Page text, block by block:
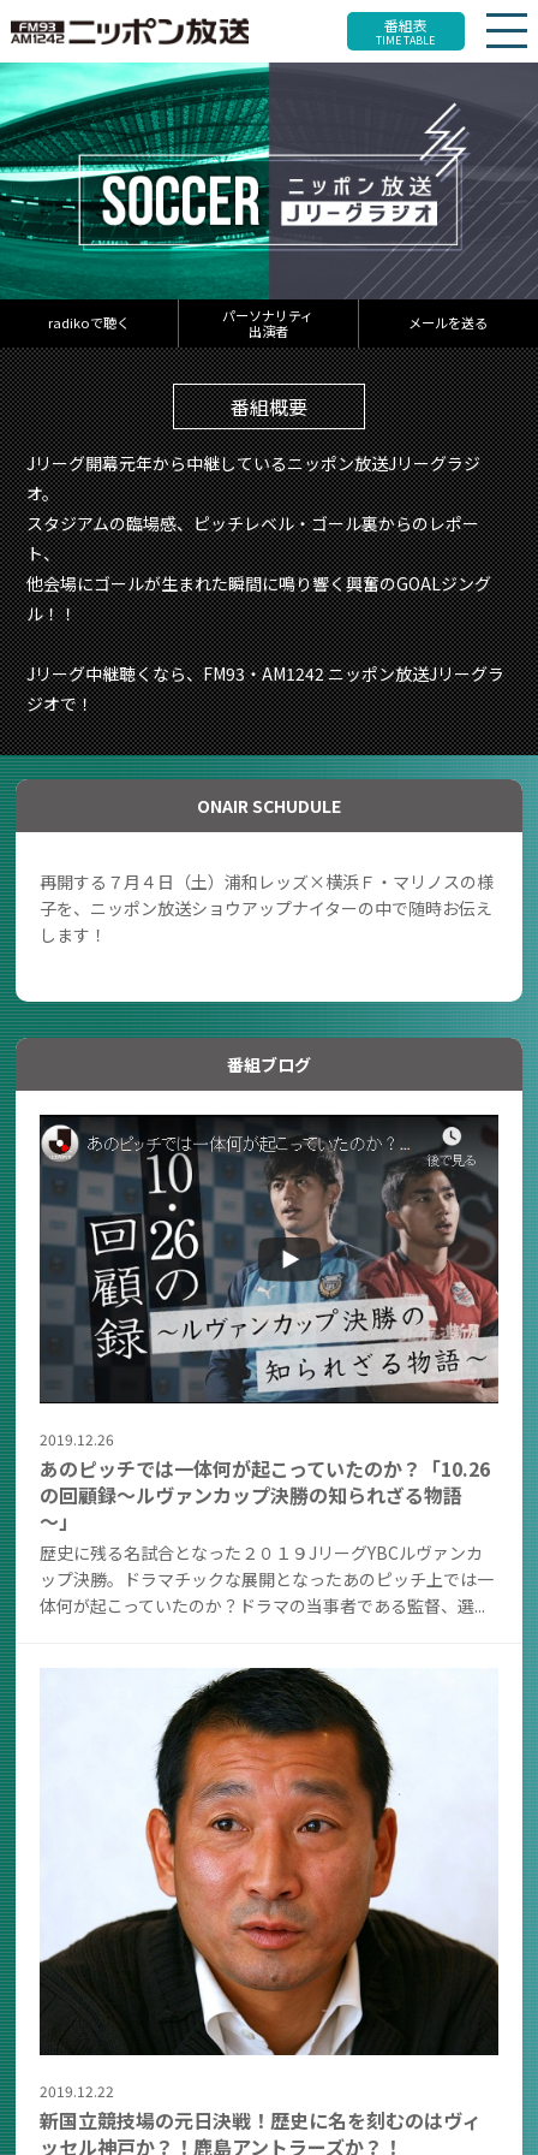
番組表
TIME TABLE
radikoで聴く
パーソナリティ
出演者
メールを送る
番組概要
Jリーグ開幕元年から中継しているニッポン放送Jリーグラジ
オ。
スタジアムの臨場感、ピッチレベル・ゴール裏からのレポー
ト、
他会場にゴールが生まれた瞬間に鳴り響く興奮のGOALジング
ル！！
Jリーグ中継聴くなら、FM93・AM1242 ニッポン放送Jリーグラ
ジオで！
ONAIR SCHUDULE
再開する７月４日（土）浦和レッズ×横浜Ｆ・マリノスの様
子を、ニッポン放送ショウアップナイターの中で随時お伝え
します！
番組ブログ
2019.12.26
あのピッチでは一体何が起こっていたのか？「10.26
の回顧録～ルヴァンカップ決勝の知られざる物語
～」
歴史に残る名試合となった２０１９JリーグYBCルヴァンカ
ップ決勝。ドラマチックな展開となったあのピッチ上では一
体何が起こっていたのか？ドラマの当事者である監督、選...
2019.12.22
新国立競技場の元日決戦！歴史に名を刻むのはヴィ
ッセル神戸か？！鹿島アントラーズか？！